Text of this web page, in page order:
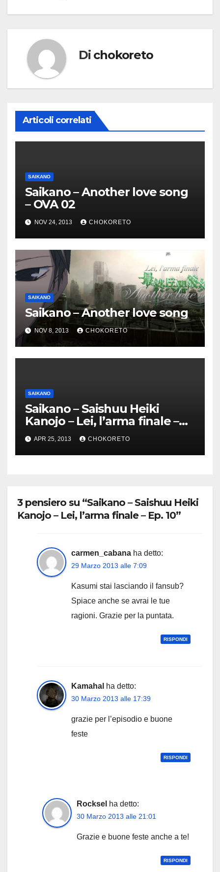
Di chokoreto
Articoli correlati
SAIKANO
Saikano – Another love song
– OVA 02
NOV 24, 2013 CHOKORETO
SAIKANO
Saikano – Another love song
NOV 8, 2013 CHOKORETO
SAIKANO
Saikano – Saishuu Heiki
Kanojo – Lei, l’arma finale –
Pack completo
APR 25, 2013 CHOKORETO
3 pensiero su “Saikano – Saishuu Heiki
Kanojo – Lei, l’arma finale – Ep. 10”
carmen_cabana ha detto:
29 Marzo 2013 alle 7:09
Kasumi stai lasciando il fansub?
Spiace anche se avrai le tue
ragioni. Grazie per la puntata.
RISPONDI
Kamahal ha detto:
30 Marzo 2013 alle 17:39
grazie per l’episodio e buone
feste
RISPONDI
Rocksel ha detto:
30 Marzo 2013 alle 21:01
Grazie e buone feste anche a te!
RISPONDI